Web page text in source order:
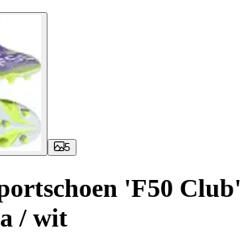
5
'F50 Club'
/ wit